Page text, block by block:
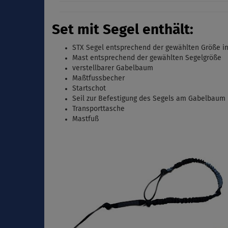
Set mit Segel enthält:
STX Segel entsprechend der gewählten Größe
Mast entsprechend der gewählten Segelgröße
verstellbarer Gabelbaum
Maßtfussbecher
Startschot
Seil zur Befestigung des Segels am Gabelbaum
Transporttasche
Mastfuß